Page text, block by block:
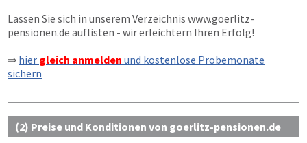
Lassen Sie sich in unserem Verzeichnis www.goerlitz-
pensionen.de auflisten - wir erleichtern Ihren Erfolg!
⇒ hier gleich anmelden und kostenlose Probemonate
sichern
(2) Preise und Konditionen von goerlitz-pensionen.de